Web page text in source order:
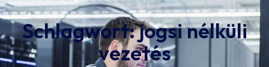
Schlagwort:jogsi nélküli
vezetés